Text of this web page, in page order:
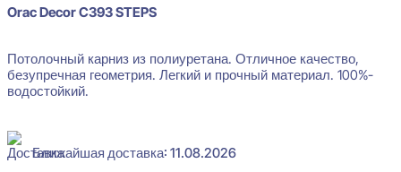
Orac Decor C393 STEPS
Потолочный карниз из полиуретана. Отличное качество,
безупречная геометрия. Легкий и прочный материал. 100%-
водостойкий.
Ближайшая доставка: 11.08.2026